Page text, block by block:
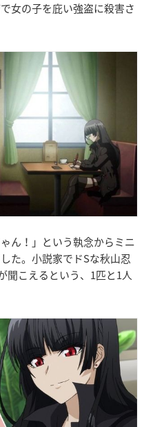
女の子を庇い強盗に殺害さ
ん！」という執念からミニ
た。小説家でドSな秋山忍
聞こえるという、1匹と1人